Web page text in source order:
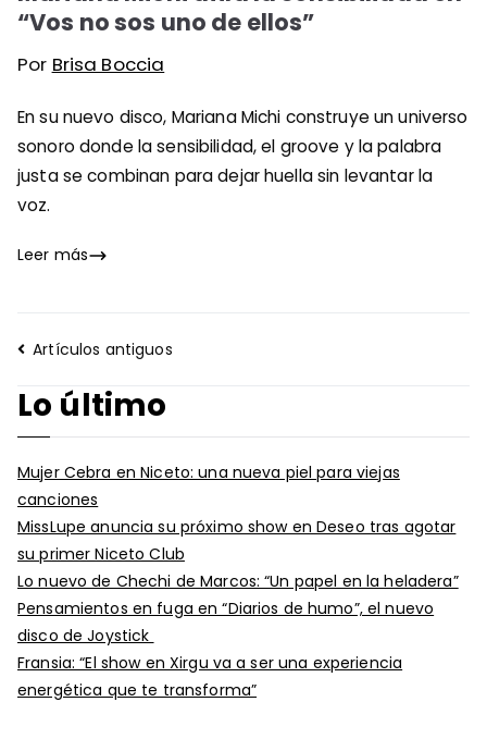
“Vos no sos uno de ellos”
Por Brisa Boccia
En su nuevo disco, Mariana Michi construye un universo
sonoro donde la sensibilidad, el groove y la palabra
justa se combinan para dejar huella sin levantar la
voz.
Leer más
Navegación
entradas
Artículos antiguos
Lo último
Mujer Cebra en Niceto: una nueva piel para viejas
canciones
MissLupe anuncia su próximo show en Deseo tras agotar
su primer Niceto Club
Lo nuevo de Chechi de Marcos: “Un papel en la heladera”
Pensamientos en fuga en “Diarios de humo”, el nuevo
disco de Joystick
Fransia: “El show en Xirgu va a ser una experiencia
energética que te transforma”